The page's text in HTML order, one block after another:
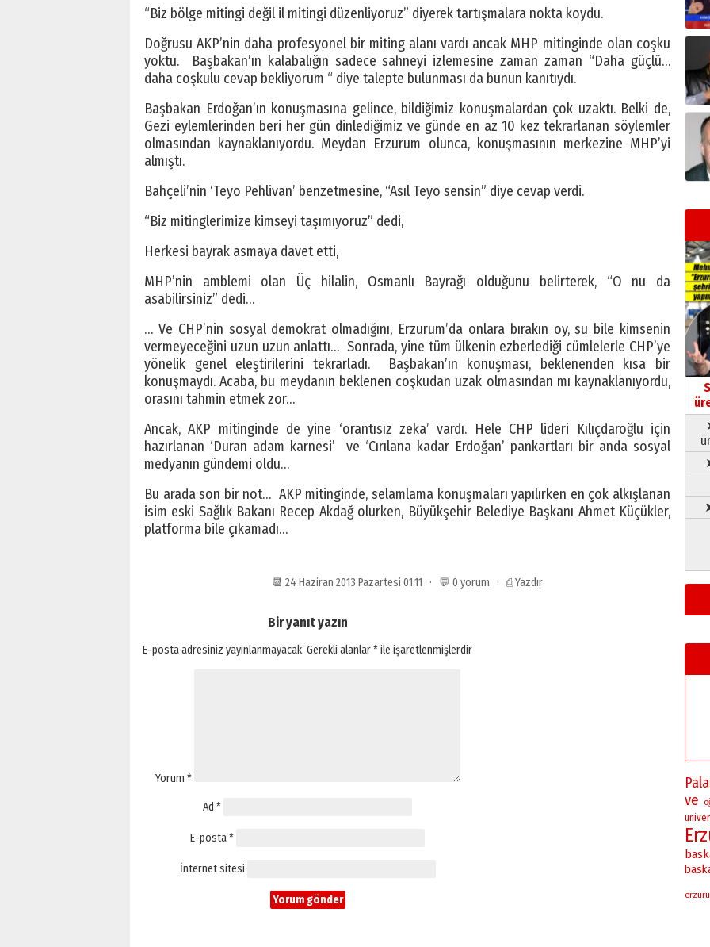
“Biz bölge mitingi değil il mitingi düzenliyoruz” diyerek tartışmalara nokta koydu.
Doğrusu AKP’nin daha profesyonel bir miting alanı vardı ancak MHP mitinginde olan coşku
yoktu. Başbakan’ın kalabalığın sadece sahneyi izlemesine zaman zaman “Daha güçlü…
daha coşkulu cevap bekliyorum “ diye talepte bulunması da bunun kanıtıydı.
Başbakan Erdoğan’ın konuşmasına gelince, bildiğimiz konuşmalardan çok uzaktı. Belki de,
Gezi eylemlerinden beri her gün dinlediğimiz ve günde en az 10 kez tekrarlanan söylemler
olmasından kaynaklanıyordu. Meydan Erzurum olunca, konuşmasının merkezine MHP’yi
almıştı.
Bahçeli’nin ‘Teyo Pehlivan’ benzetmesine, “Asıl Teyo sensin” diye cevap verdi.
“Biz mitinglerimize kimseyi taşımıyoruz” dedi,
Herkesi bayrak asmaya davet etti,
MHP’nin amblemi olan Üç hilalin, Osmanlı Bayrağı olduğunu belirterek, “O nu da
asabilirsiniz” dedi…
… Ve CHP’nin sosyal demokrat olmadığını, Erzurum’da onlara bırakın oy, su bile kimsenin
vermeyeceğini uzun uzun anlattı… Sonrada, yine tüm ülkenin ezberlediği cümlelerle CHP’ye
yönelik genel eleştirilerini tekrarladı. Başbakan’ın konuşması, beklenenden kısa bir
konuşmaydı. Acaba, bu meydanın beklenen coşkudan uzak olmasından mı kaynaklanıyordu,
orasını tahmin etmek zor…
Ancak, AKP mitinginde de yine ‘orantısız zeka’ vardı. Hele CHP lideri Kılıçdaroğlu için
hazırlanan ‘Duran adam karnesi’ ve ‘Cırılana kadar Erdoğan’ pankartları bir anda sosyal
medyanın gündemi oldu…
Bu arada son bir not… AKP mitinginde, selamlama konuşmaları yapılırken en çok alkışlanan
isim eski Sağlık Bakanı Recep Akdağ olurken, Büyükşehir Belediye Başkanı Ahmet Küçükler,
platforma bile çıkamadı…
📆 24 Haziran 2013 Pazartesi 01:11 · 💬 0 yorum · ⎙ Yazdır
Bir yanıt yazın
E-posta adresiniz yayınlanmayacak. Gerekli alanlar*ile işaretlenmişlerdir
Yorum *
Ad *
E-posta*
İnternet sitesi
ve